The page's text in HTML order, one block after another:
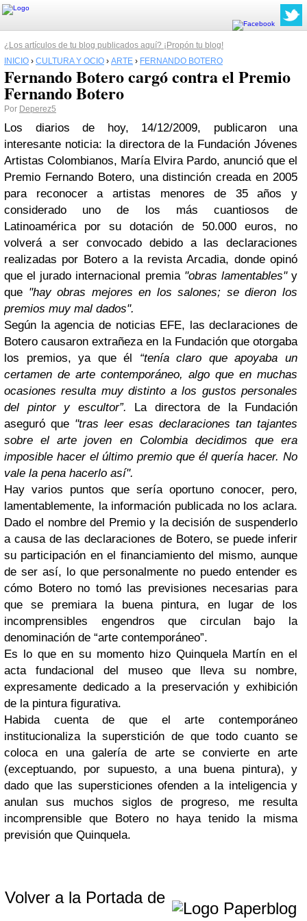
¿Los artículos de tu blog publicados aquí? ¡Propón tu blog!
INICIO › CULTURA Y OCIO › ARTE › FERNANDO BOTERO
Fernando Botero cargó contra el Premio
Fernando Botero
Por Deperez5
Los diarios de hoy, 14/12/2009, publicaron una
interesante noticia: la directora de la Fundación Jóvenes
Artistas Colombianos, María Elvira Pardo, anunció que el
Premio Fernando Botero, una distinción creada en 2005
para reconocer a artistas menores de 35 años y
considerado uno de los más cuantiosos de
Latinoamérica por su dotación de 50.000 euros, no
volverá a ser convocado debido a las declaraciones
realizadas por Botero a la revista Arcadia, donde opinó
que el jurado internacional premia "obras lamentables"y
que "hay obras mejores en los salones; se dieron los
premios muy mal dados".
Según la agencia de noticias EFE, las declaraciones de
Botero causaron extrañeza en la Fundación que otorgaba
los premios, ya que él “tenía claro que apoyaba un
certamen de arte contemporáneo, algo que en muchas
ocasiones resulta muy distinto a los gustos personales
del pintor y escultor”. La directora de la Fundación
aseguró que "tras leer esas declaraciones tan tajantes
sobre el arte joven en Colombia decidimos que era
imposible hacer el último premio que él quería hacer. No
vale la pena hacerlo así".
Hay varios puntos que sería oportuno conocer, pero,
lamentablemente, la información publicada no los aclara.
Dado el nombre del Premio y la decisión de suspenderlo
a causa de las declaraciones de Botero, se puede inferir
su participación en el financiamiento del mismo, aunque
de ser así, lo que personalmente no puedo entender es
cómo Botero no tomó las previsiones necesarias para
que se premiara la buena pintura, en lugar de los
incomprensibles engendros que circulan bajo la
denominación de “arte contemporáneo”.
Es lo que en su momento hizo Quinquela Martín en el
acta fundacional del museo que lleva su nombre,
expresamente dedicado a la preservación y exhibición
de la pintura figurativa.
Habida cuenta de que el arte contemporáneo
institucionaliza la superstición de que todo cuanto se
coloca en una galería de arte se convierte en arte
(exceptuando, por supuesto, a una buena pintura), y
dado que las supersticiones ofenden a la inteligencia y
anulan sus muchos siglos de progreso, me resulta
incomprensible que Botero no haya tenido la misma
previsión que Quinquela.
Volver a la Portada de